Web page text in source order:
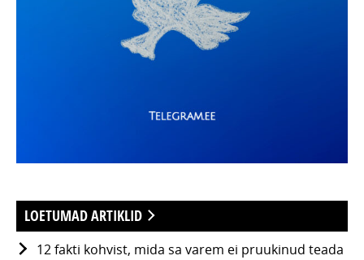
LOETUMAD ARTIKLID
12 fakti kohvist, mida sa varem ei pruukinud teada